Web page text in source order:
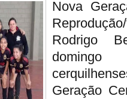
Nova
Rodrigo
Geração